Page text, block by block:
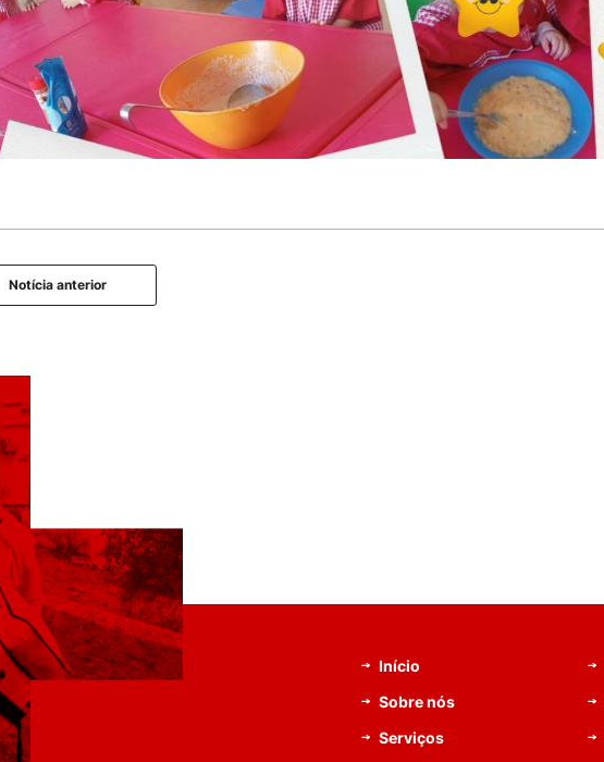
Notícia anterior
Início
Sobre nós
Serviços